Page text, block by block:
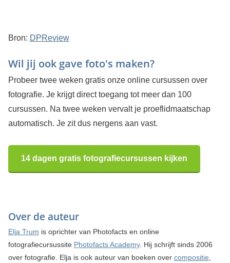
Bron: DPReview
Wil jij ook gave foto's maken?
Probeer twee weken gratis onze online cursussen over
fotografie. Je krijgt direct toegang tot meer dan 100
cursussen. Na twee weken vervalt je proeflidmaatschap
automatisch. Je zit dus nergens aan vast.
14 dagen gratis fotografiecursussen kijken
Over de auteur
Elja Trum is oprichter van Photofacts en online
fotografiecursussite Photofacts Academy. Hij schrijft sinds 2006
over fotografie. Elja is ook auteur van boeken over compositie